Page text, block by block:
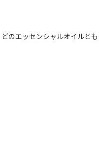
のエッセンシャルオイルとも